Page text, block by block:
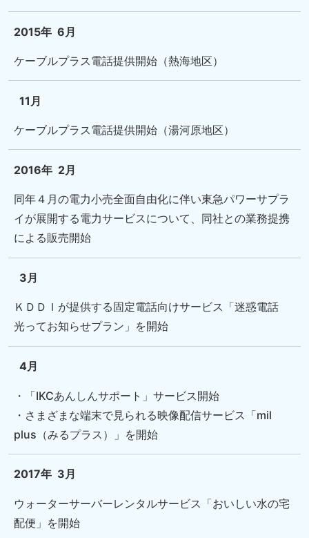
2015年 6月
ケーブルプラス電話提供開始（熱海地区）
11月
ケーブルプラス電話提供開始（湯河原地区）
2016年 2月
同年４月の電力小売全面自由化に伴い東急パワーサプラ
イが展開する電力サービスについて、同社との業務提携
による販売開始
3月
ＫＤＤＩが提供する固定電話向けサービス「迷惑電話
光ってお知らせプラン」を開始
4月
・「IKCあんしんサポート」サービス開始
・さまざまな端末で見られる映像配信サービス「mil
plus（みるプラス）」を開始
2017年 3月
ウォーターサーバーレンタルサービス「おいしい水の宅
配便」を開始